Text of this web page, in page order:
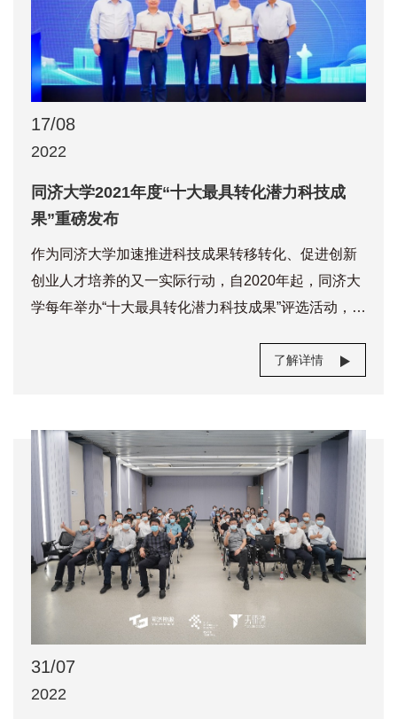
17/08
2022
同济大学2021年度“十大最具转化潜力科技成
果”重磅发布
作为同济大学加速推进科技成果转移转化、促进创新
创业人才培养的又一实际行动，自2020年起，同济大
学每年举办“十大最具转化潜力科技成果”评选活动，旨
构、企业等多方共同推动这些科技成果尽快转化落
果”发布。十大科技成果涵盖了城市发展、高端制造和
生命健康等多个领域。上海市教委副主任孙真荣、同
济大学副校长雷星晖出席发布会并致辞。上海高校科
技发展中心、杨浦区科委、嘉定区科委、上海技术交
易所等有关单位负责人出席发布会。同济大学2021年
度“十大最具转化潜力的科技成果”评选活动（第二届）
2021年9月启动，面向各学院、附属医院及学校控股
所属公司的科研团队。11月，来自政府、行业、投
了解详情
31/07
2022